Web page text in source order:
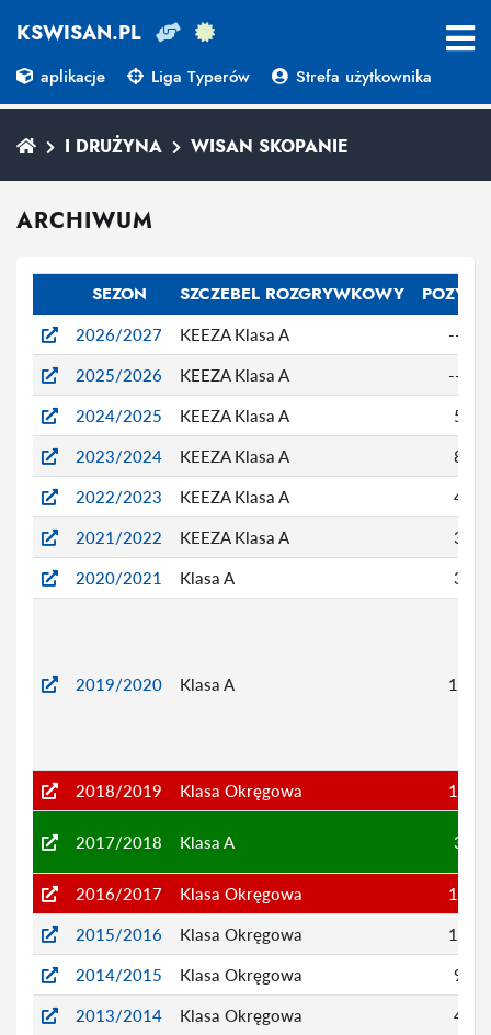
KSWISAN.PL
aplikacje Liga Typerów Strefa użytkownika
I DRUŻYNA WISAN SKOPANIE
ARCHIWUM
SEZON SZCZEBEL ROZGRYWKOWY
2026/2027 KEEZA Klasa A ---
2025/2026 KEEZA Klasa A ---
2024/2025 KEEZA Klasa A 5
2023/2024 KEEZA Klasa A 8
2022/2023 KEEZA Klasa A 4
2021/2022 KEEZA Klasa A 3
2020/2021 Klasa A 3
2019/2020 Klasa A 15
2018/2019 Klasa Okręgowa 13
2017/2018 Klasa A 3
2016/2017 Klasa Okręgowa 15
2015/2016 Klasa Okręgowa 12
2014/2015 Klasa Okręgowa 9
2013/2014 Klasa Okręgowa 4